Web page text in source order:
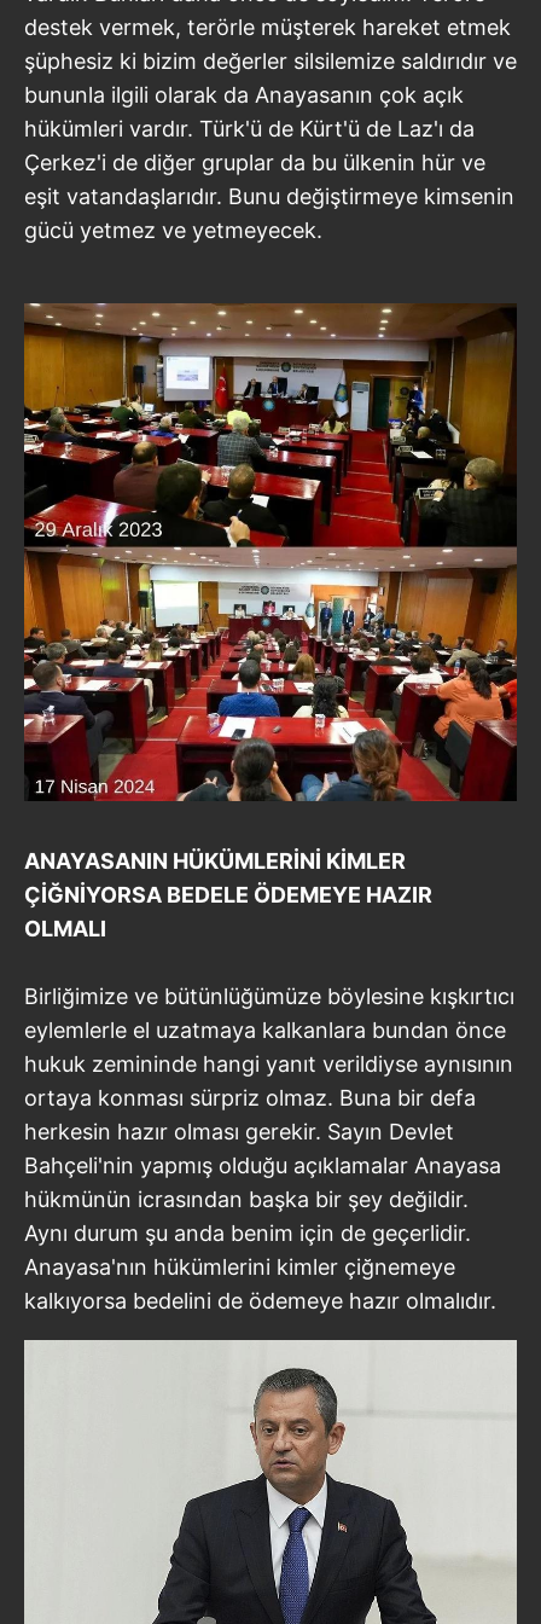
Sizlere daha iyi bir hizmet sunabilmek için İnternet
Sitemizde kendimize ve üçüncü kişilere ait çerezler
kullanılmaktadır. Bu çerezler vasıtasıyla çeşitli kişisel
verileriniz işlenmekte olup gerekli olan çerezler bilgi
toplumu hizmetlerinin sunulması amacıyla
kullanılmaktadır. Diğer çerezler, sitemizin daha işlevsel
kılınması ve kişiselleştirilmesi ve sizlere yönelik
reklam/pazarlama faaliyetlerinin yapılması, amaçlarıyla
Çerezlere ilişkin tercihlerinizi aşağıda yer alan panel
vasıtasıyla belirleyebilirsiniz. Çerezlere ilişkin detaylı bilgi
için Ayarlar butonuna tıklayabilir,Çerez Bilgilendirme
Metnimiziziyaret edebilirsiniz.
6698 sayılı Kişisel Verilerin Korunması Kanunu uyarınca
hazırlanmış Aydınlatma Metnimizi okumak ve sitemizde
ilgili mevzuata uygun olarak kullanılan çerezlerle ilgili bilgi
almak için lütfentıklayınız.
destek vermek, terörle müşterek hareket etmek
şüphesiz ki bizim değerler silsilemize saldırıdır ve
bununla ilgili olarak da Anayasanın çok açık
hükümleri vardır. Türk'ü de Kürt'ü de Laz'ı da
Çerkez'i de diğer gruplar da bu ülkenin hür ve
eşit vatandaşlarıdır. Bunu değiştirmeye kimsenin
gücü yetmez ve yetmeyecek.
ANAYASANIN HÜKÜMLERİNİ KİMLER
ÇİĞNİYORSA BEDELE ÖDEMEYE HAZIR
OLMALI
Birliğimize ve bütünlüğümüze böylesine kışkırtıcı
eylemlerle el uzatmaya kalkanlara bundan önce
hukuk zemininde hangi yanıt verildiyse aynısının
ortaya konması sürpriz olmaz. Buna bir defa
herkesin hazır olması gerekir. Sayın Devlet
Bahçeli'nin yapmış olduğu açıklamalar Anayasa
hükmünün icrasından başka bir şey değildir.
Aynı durum şu anda benim için de geçerlidir.
Anayasa'nın hükümlerini kimler çiğnemeye
kalkıyorsa bedelini de ödemeye hazır olmalıdır.